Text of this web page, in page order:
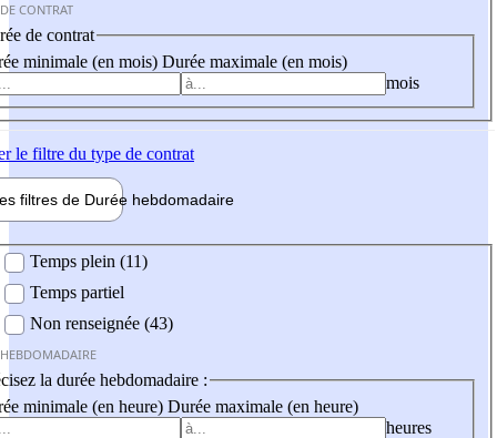
CONTRAT
de contrat
minimale (en mois) Durée maximale (en mois)
mois
le filtre du type de contrat
filtres de Durée hebdomadaire
Temps plein (11)
Temps partiel
Non renseignée (43)
la durée hebdomadaire :
minimale (en heure) Durée maximale (en heure)
heures